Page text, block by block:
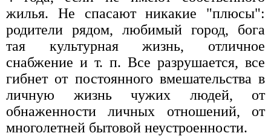
жилья. Не спасают никакие "плюсы":
родители рядом, любимый город, бога
тая культурная жизнь, отличное
снабжение и т. п. Все разрушается, все
гибнет от постоянного вмешательства в
личную жизнь чужих людей, от
обнаженности личных отношений, от
многолетней бытовой неустроенности.